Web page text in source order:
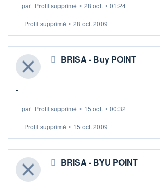
resultado líquido em linha com o do ano an ...
par Profil supprimé • 28 oct. • 01:24
Profil supprimé • 28 oct. 2009
BRISA - Buy POINT
-
par Profil supprimé • 15 oct. • 00:32
Profil supprimé • 15 oct. 2009
BRISA - BYU POINT